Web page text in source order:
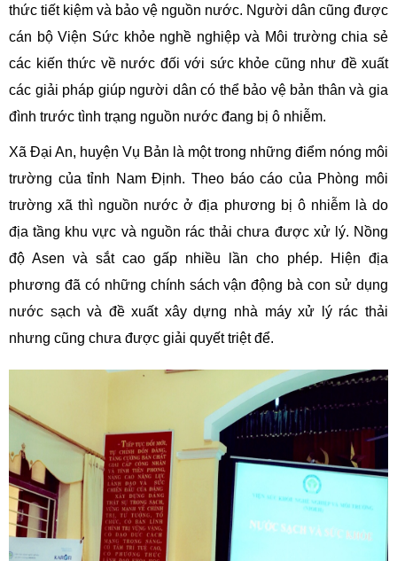
thức tiết kiệm và bảo vệ nguồn nước. Người dân cũng được
cán bộ Viện Sức khỏe nghề nghiệp và Môi trường chia sẻ
các kiến thức về nước đối với sức khỏe cũng như đề xuất
các giải pháp giúp người dân có thể bảo vệ bản thân và gia
đình trước tình trạng nguồn nước đang bị ô nhiễm.
Xã Đại An, huyện Vụ Bản là một trong những điểm nóng môi
trường của tỉnh Nam Định. Theo báo cáo của Phòng môi
trường xã thì nguồn nước ở địa phương bị ô nhiễm là do
địa tầng khu vực và nguồn rác thải chưa được xử lý. Nồng
độ Asen và sắt cao gấp nhiều lần cho phép. Hiện địa
phương đã có những chính sách vận động bà con sử dụng
nước sạch và đề xuất xây dựng nhà máy xử lý rác thải
nhưng cũng chưa được giải quyết triệt để.